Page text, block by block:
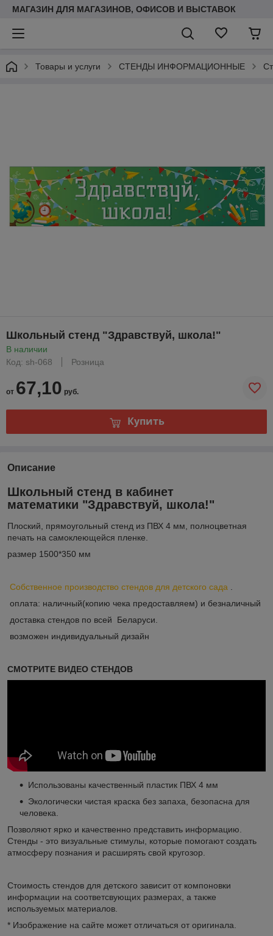
МАГАЗИН ДЛЯ МАГАЗИНОВ, ОФИСОВ И ВЫСТАВОК
Товары и услуги СТЕНДЫ ИНФОРМАЦИОННЫЕ
Школьный стенд "Здравствуй, школа!"
В наличии
Код: sh-068
Розница
от 67,10 руб.
Купить
Описание
Школьный стенд в кабинет
математики "Здравствуй, школа!"
Плоский, прямоугольный стенд из ПВХ 4 мм, полноцветная
печать на самоклеющейся пленке.
размер 1500*350 мм
Собственное производство стендов для детского сада .
оплата: наличный(копию чека предоставляем) и безналичный
доставка стендов по всей Беларуси.
возможен индивидуальный дизайн
СМОТРИТЕ ВИДЕО СТЕНДОВ
Использованы качественный пластик ПВХ 4 мм
Экологически чистая краска без запаха, безопасна для
человека.
Позволяют ярко и качественно представить информацию.
Стенды - это визуальные стимулы, которые помогают создать
атмосферу познания и расширять свой кругозор.
Стоимость стендов для детского зависит от компоновки
информации на соответсвующих размерах, а также
используемых материалов.
* Изображение на сайте может отличаться от оригинала.